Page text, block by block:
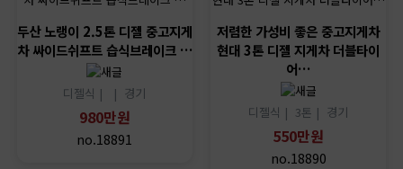
두산 노랭이 2.5톤 디젤 중고지게
차 싸이드쉬프트 습식브레이크 …
디젤식 | | 경기
980만원
no.18891
저렴한 가성비 좋은 중고지게차
현대 3톤 디젤 지게차 더블타이
어…
디젤식 | 3톤 | 경기
550만원
no.18890